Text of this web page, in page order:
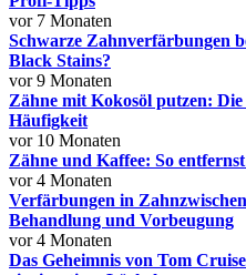
vor 7 Monaten
Schwarze Zahnverfärbungen
Black Stains?
vor 9 Monaten
Zähne mit Kokosöl putzen:
Häufigkeit
vor 10 Monaten
Zähne und Kaffee: So
vor 4 Monaten
Verfärbungen in
Behandlung und Vorbeugung
vor 4 Monaten
Das Geheimnis von Tom